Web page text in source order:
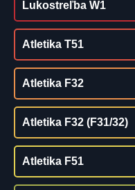
Lukostreľba W1
Atletika T51
Atletika F32
Atletika F32 (F31/32)
Atletika F51